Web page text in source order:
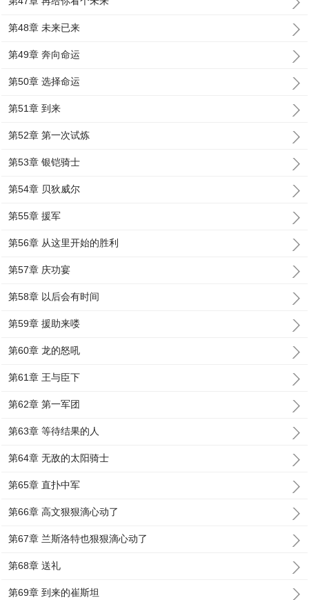
第48章 未来已来
第49章 奔向命运
第50章 选择命运
第51章 到来
第52章 第一次试炼
第53章 银铠骑士
第54章 贝狄威尔
第55章 援军
第56章 从这里开始的胜利
第57章 庆功宴
第58章 以后会有时间
第59章 援助来喽
第60章 龙的怒吼
第61章 王与臣下
第62章 第一军团
第63章 等待结果的人
第64章 无敌的太阳骑士
第65章 直扑中军
第66章 高文狠狠滴心动了
第67章 兰斯洛特也狠狠滴心动了
第68章 送礼
第69章 到来的崔斯坦